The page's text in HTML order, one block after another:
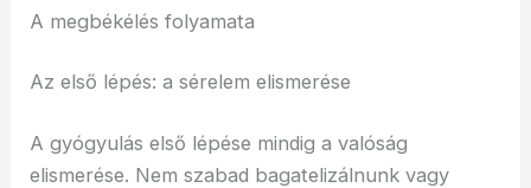
A megbékélés folyamata
Az első lépés: a sérelem elismerése
A gyógyulás első lépése mindig a valóság
elismerése. Nem szabad bagatelizálnunk vagy